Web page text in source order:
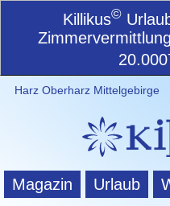
Killikus©
20.000
Harz Oberharz Mittelgebirge
Magazin Urlaub